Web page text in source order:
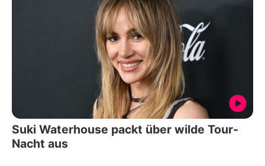
Suki Waterhouse packt über wilde Tour-
Nacht aus